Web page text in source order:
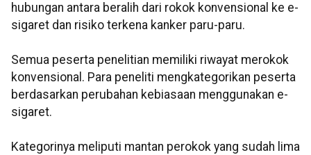
hubungan antara beralih dari rokok konvensional ke e-
sigaret dan risiko terkena kanker paru-paru.
Semua peserta penelitian memiliki riwayat merokok
konvensional. Para peneliti mengkategorikan peserta
berdasarkan perubahan kebiasaan menggunakan e-
sigaret.
Kategorinya meliputi mantan perokok yang sudah lima